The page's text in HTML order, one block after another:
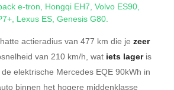
e-tron, Hongqi EH7, Volvo ES90,
, Lexus ES, Genesis G80.
actieradius van 477 km die je zeer
van 210 km/h, wat iets lageris
elektrische Mercedes EQE 90kWh in
binnen het hogere middenklasse